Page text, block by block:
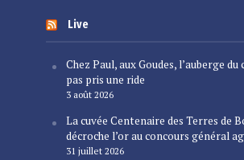
Live
Chez Paul, aux Goudes, l’auberge du
pas pris une ride
3 août 2026
La cuvée Centenaire des Terres de
décroche l’or au concours général
31 juillet 2026